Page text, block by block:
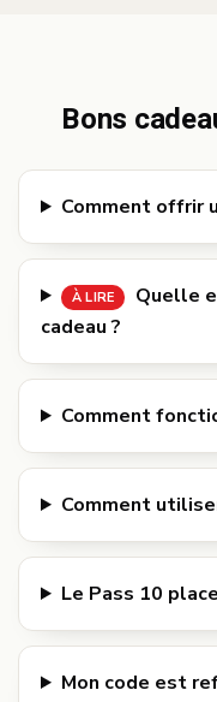
Bons
Comment offrir
À LIRE
Quelle
cadeau ?
Comment
Comment
Le Pass 10
Mon code est